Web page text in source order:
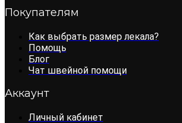
Покупателям
Как выбрать размер лекала?
Помощь
Блог
Чат швейной помощи
Аккаунт
Личный кабинет